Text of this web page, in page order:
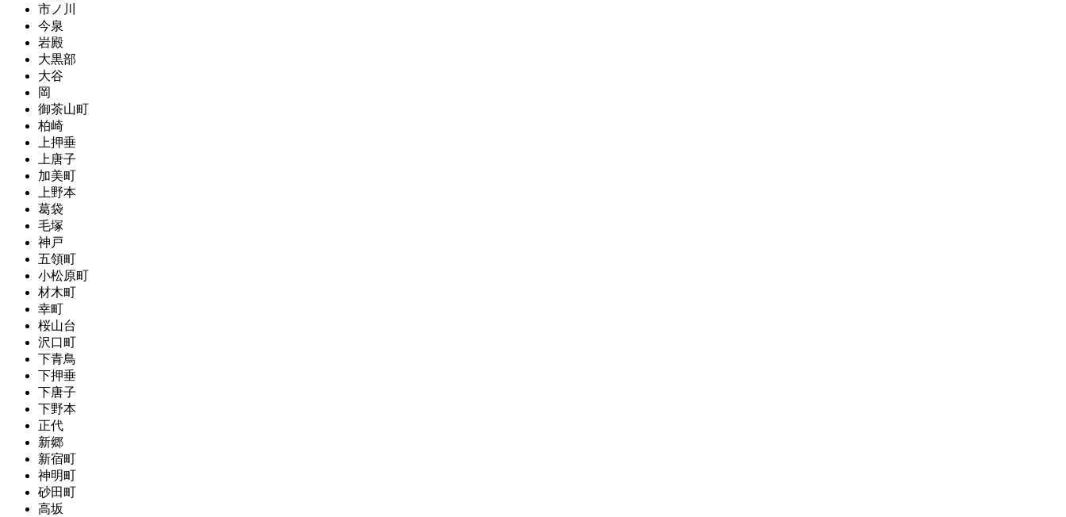
市ノ川
今泉
岩殿
大黒部
大谷
岡
御茶山町
柏崎
上押垂
上唐子
加美町
上野本
葛袋
毛塚
神戸
五領町
小松原町
材木町
幸町
桜山台
沢口町
下青鳥
下押垂
下唐子
下野本
正代
新郷
新宿町
神明町
砂田町
高坂